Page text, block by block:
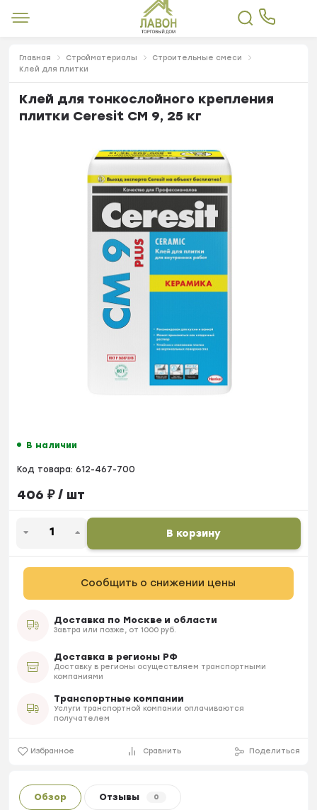
Главная Стройматериалы
Строительные смеси
Клей для плитки
Клей для тонкослойного крепления
плитки Ceresit CM 9, 25 кг
В наличии
Код товара: 612-467-700
406 ₽/ шт
В корзину
Сообщить о снижении цены
Доставка по Москве и области
Завтра или позже, от 1000 руб.
Доставка в регионы РФ
Доставку в регионы осуществляем транспортными
компаниями
Транспортные компании
Услуги транспортной компании оплачиваются
получателем
Избранное Сравнить Поделиться
Обзор Отзывы 0